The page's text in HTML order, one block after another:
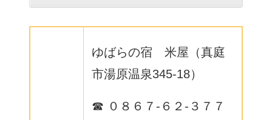
ゆばらの宿 米屋（真庭
市湯原温泉345-18）
☎ ０８６７-６２-３７７